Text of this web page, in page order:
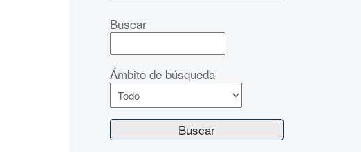
Buscar
Ámbito de búsqueda